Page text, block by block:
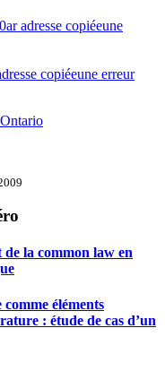
adresse copiéeune
copiéeune erreur
la common law en
éléments
: étude de cas d’un